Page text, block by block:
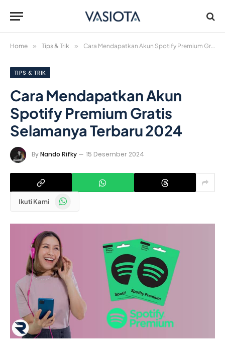
Home » Tips & Trik » Cara Mendapatkan Akun Spotify Premium Gratis Selamanya Terbaru 2024
TIPS & TRIK
Cara Mendapatkan Akun
Spotify Premium Gratis
Selamanya Terbaru 2024
ByNando Rifky 15 Desember 2024
Ikuti Kami WhatsApp